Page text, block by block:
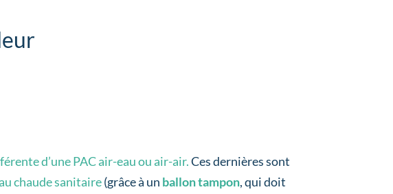
d’une PAC air-eau ou air-air.Ces dernières sont
chaude sanitaire(grâce à un ballon tampon, qui doit